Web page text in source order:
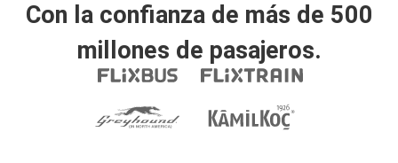
Con la confianza de más de 500
millones de pasajeros.